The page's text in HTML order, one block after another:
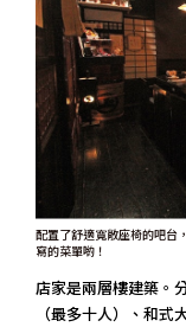
配置了舒適寬敞座椅的吧台
寫的菜單喲！
店家是兩層樓建築。
（最多十人）、和